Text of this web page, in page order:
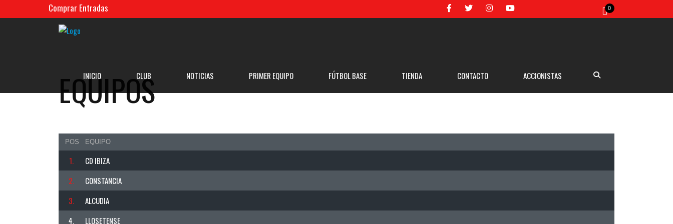
Comprar Entradas 0
INICIO CLUB NOTICIAS PRIMER EQUIPO FÚTBOL BASE TIENDA CONTACTO ACCIONISTAS
EQUIPOS
POS EQUIPO
1.
CD IBIZA
2.
CONSTANCIA
3.
ALCUDIA
4.
LLOSETENSE